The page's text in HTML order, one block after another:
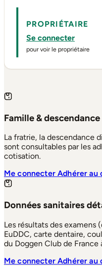
PROPRIÉTAIRE
Se connecter
pour voir le propriétaire
Famille & descendance
La fratrie, la descendance
sont consultables par les
cotisation.
Me connecterAdhérer au
Données sanitaires
Les résultats des examens
EuDDC, carte dentaire,
du Doggen Club de
Me connecterAdhérer au